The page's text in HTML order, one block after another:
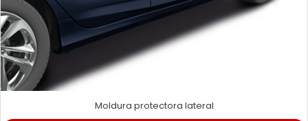
Moldura protectora lateral